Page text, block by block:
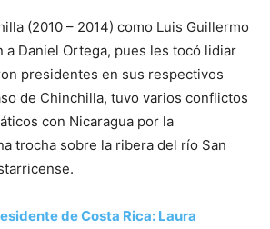
(2010 – 2014) como Luis Guillermo
a Daniel Ortega, pues les tocó lidiar
presidentes en sus respectivos
de Chinchilla, tuvo varios conflictos
con Nicaragua por la
trocha sobre la ribera del río San
de Costa Rica: Laura